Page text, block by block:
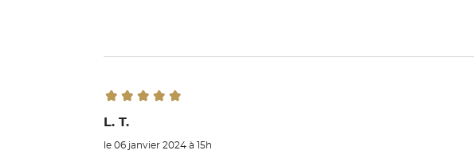
L. T.
le 06 janvier 2024 à 15h